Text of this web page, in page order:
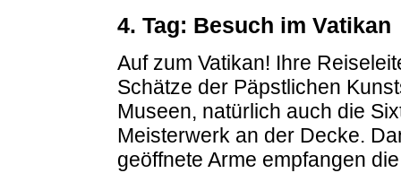
4. Tag: Besuch im Vatikan
Auf zum Vatikan! Ihre
Schätze der Päpstlichen
Museen, natürlich auch die
Meisterwerk an der Decke.
geöffnete Arme empfangen